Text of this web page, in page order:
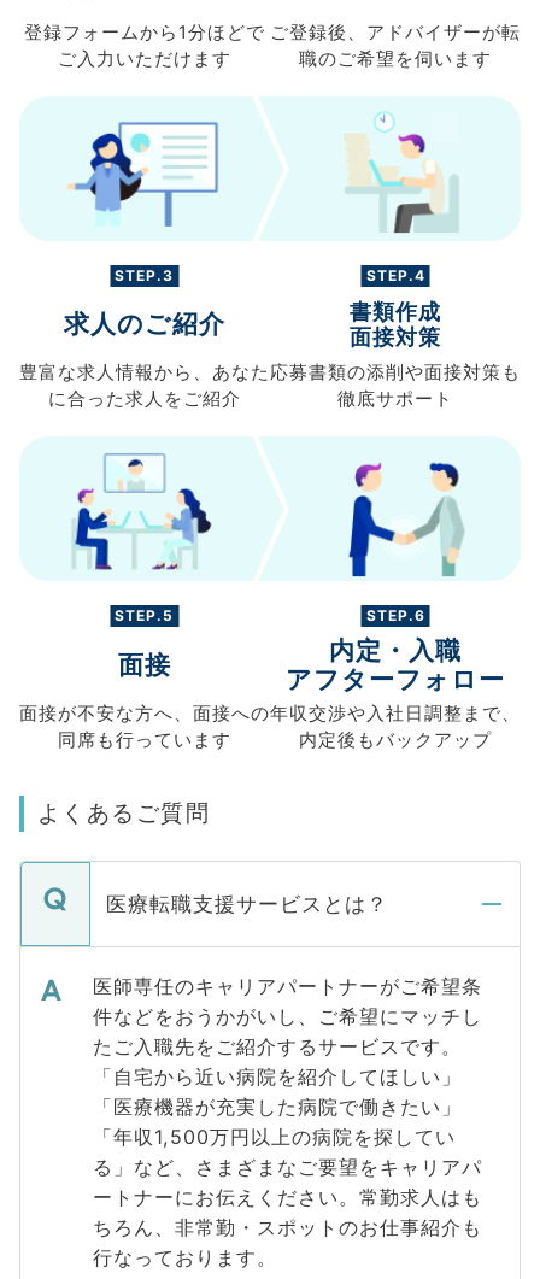
登録フォームから 1分ほどで
ご入力 いただけます
ご登録後、 アドバイザーが転
職のご希望を伺います
STEP.3
求人のご紹介
豊富な求人情報から、 あなた
に合った求人を ご紹介
STEP.4
書類作成
面接対策
応募書類の添削や面接対策も
徹底サポート
STEP.5
面接
面接が不安な方へ、 面接への
同席も行っています
STEP.6
内定・入職
アフターフォロー
年収交渉や入社日調整まで、
内定後もバックアップ
よくあるご質問
医療転職支援サービスとは？
医師専任のキャリアパートナーがご希望条
件などをおうかがいし、ご希望にマッチし
たご入職先をご紹介するサービスです。
「自宅から近い病院を紹介してほしい」
「医療機器が充実した病院で働きたい」
「年収1,500万円以上の病院を探してい
る」など、さまざまなご要望をキャリアパ
ートナーにお伝えください。常勤求人はも
ちろん、非常勤・スポットのお仕事紹介も
行なっております。